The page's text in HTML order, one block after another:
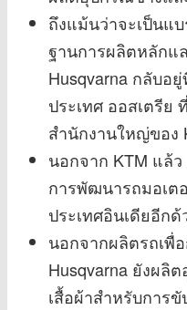
ถึงแม้นว่าจะเป็นแ
ฐานการผลิตหลักแ
Husqvarna กลับอ
ประเทศ ออสเตรีย
สำนักงานใหญ่ของ
นอกจาก KTM แล้
การพัฒนารถมอเต
ประเทศอินเดียอีกด้
นอกจากผลิตรถเพื่
Husqvarna ยังผลิ
เสื้อผ้าสำหรับการ